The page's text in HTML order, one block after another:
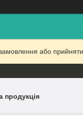
або прийняти
продукція